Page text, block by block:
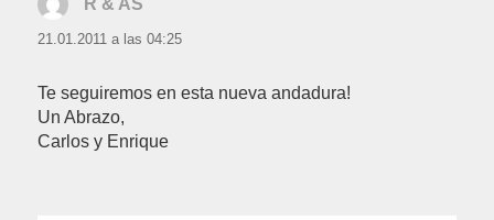
R & AS
21.01.2011 a las 04:25
Te seguiremos en esta nueva andadura!
Un Abrazo,
Carlos y Enrique